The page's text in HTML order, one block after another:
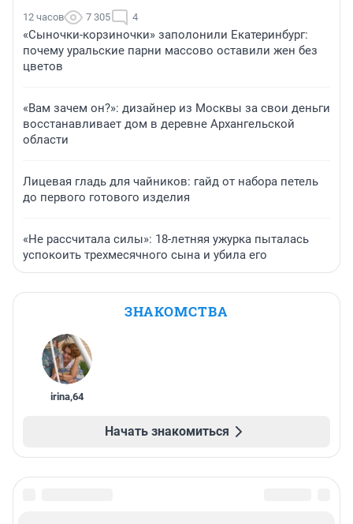
12 часов 7 305 4
«Сыночки-корзиночки» заполонили Екатеринбург:
почему уральские парни массово оставили жен без
цветов
«Вам зачем он?»: дизайнер из Москвы за свои деньги
восстанавливает дом в деревне Архангельской
области
Лицевая гладь для чайников: гайд от набора петель
до первого готового изделия
«Не рассчитала силы»: 18-летняя ужурка пыталась
успокоить трехмесячного сына и убила его
ЗНАКОМСТВА
irina,64
Начать знакомиться